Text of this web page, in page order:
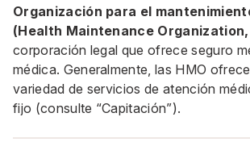
Organización para el
(Health Maintenance Organization,
corporación legal que ofrece seguro
médica. Generalmente, las HMO
variedad de servicios de atención
fijo (consulte “Capitación”).